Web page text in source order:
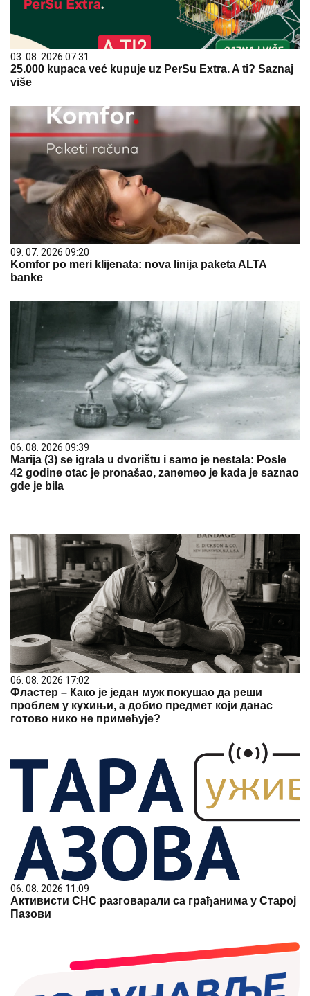
03. 08. 2026 07:31
25.000 kupaca već kupuje uz PerSu Extra. A ti? Saznaj
više
09. 07. 2026 09:20
Komfor po meri klijenata: nova linija paketa ALTA
banke
06. 08. 2026 09:39
Marija (3) se igrala u dvorištu i samo je nestala: Posle
42 godine otac je pronašao, zanemeo je kada je saznao
gde je bila
06. 08. 2026 17:02
Фластер – Како је један муж покушао да реши
проблем у кухињи, а добио предмет који данас
готово нико не примећује?
06. 08. 2026 11:09
Активисти СНС разговарали са грађанима у Старој
Пазови